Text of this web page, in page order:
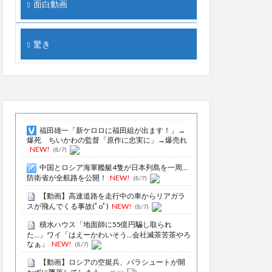
面白動画
驚き
福田雄一「新ケロロに福田組が出ます！」→
爆死 ちいかわの監督「原作に忠実に」→爆売れ
NEW!
(8/7)
中国とロシア海軍艦艇4隻が日本列島を一周…
防衛省が全航路を公開！
NEW! (8/7)
【動画】高速道路を走行中の車からリアガラ
スが飛んでくる事故(ﾟoﾟ) NEW! (8/7)
積水ハウス「地面師に55億円騙し取られ
た…」ワイ「はえーかわいそう…会社滅茶苦茶やろ
なぁ」
NEW! (8/7)
【動画】ロシアの空挺兵、パラシュートが開